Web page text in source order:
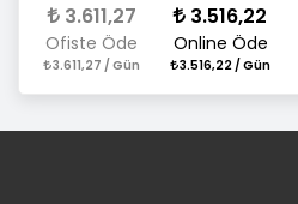
3.611,27
Ofiste Öde
3.611,27 / Gün
3.516,22
Online Öde
3.516,22 / Gün